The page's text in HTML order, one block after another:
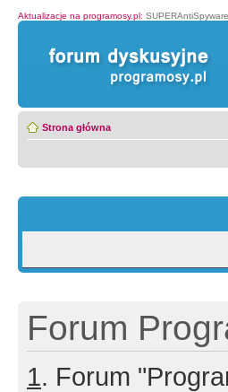
Aktualizacje na programosy.pl:
Strona główna
Forum
1. Forum